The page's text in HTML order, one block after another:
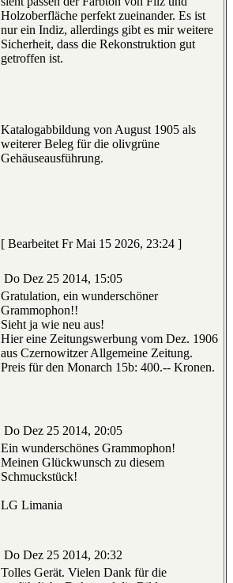
Holzoberfläche perfekt zueinander. Es ist
nur ein Indiz, allerdings gibt es mir weitere
Sicherheit, dass die Rekonstruktion gut
getroffen ist.
Katalogabbildung von August 1905 als
weiterer Beleg für die olivgrüne
Gehäuseausführung.
[ Bearbeitet Fr Mai 15 2026, 23:24 ]
Do Dez 25 2014, 15:05
Gratulation, ein wunderschöner
Grammophon!!
Sieht ja wie neu aus!
Hier eine Zeitungswerbung vom Dez. 1906
aus Czernowitzer Allgemeine Zeitung.
Preis für den Monarch 15b: 400.-- Kronen.
Do Dez 25 2014, 20:05
Ein wunderschönes Grammophon!
Meinen Glückwunsch zu diesem
Schmuckstück!
LG Limania
Do Dez 25 2014, 20:32
Tolles Gerät. Vielen Dank für die